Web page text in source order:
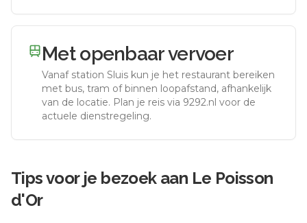
Met openbaar vervoer
Vanaf station Sluis kun je het restaurant bereiken
met bus, tram of binnen loopafstand, afhankelijk
van de locatie. Plan je reis via 9292.nl voor de
actuele dienstregeling.
Tips voor je bezoek aan Le Poisson
d'Or